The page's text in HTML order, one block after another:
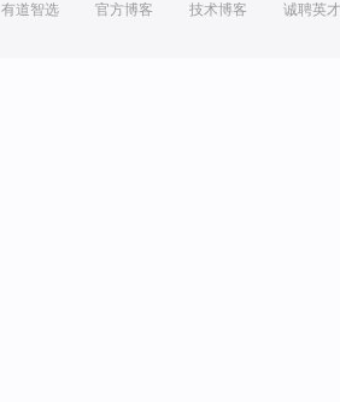
有道智选 官方博客 技术博客 诚聘英才